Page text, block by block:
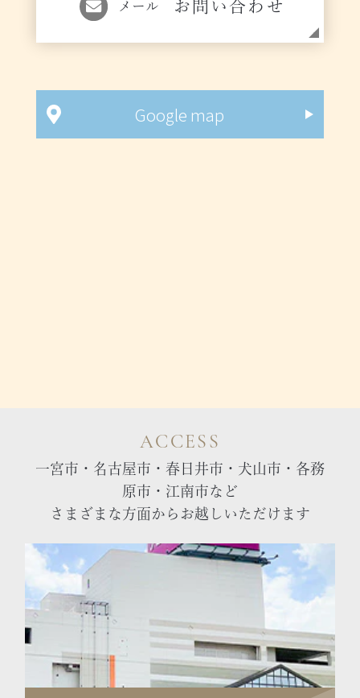
メール お問い合わせ
Google map
ACCESS
一宮市・名古屋市・春日井市・犬山市・各務
原市・江南市など
さまざまな方面からお越しいただけます